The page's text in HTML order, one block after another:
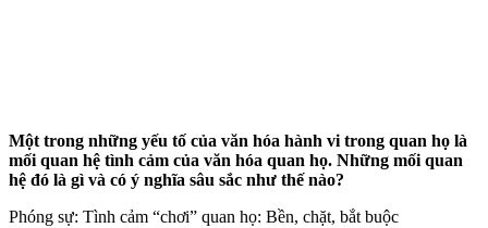
Một trong những yếu tố của văn hóa hành vi trong quan họ là
mối quan hệ tình cảm của văn hóa quan họ. Những mối quan
hệ đó là gì và có ý nghĩa sâu sắc như thế nào?
Phóng sự: Tình cảm “chơi” quan họ: Bền, chặt, bắt buộc